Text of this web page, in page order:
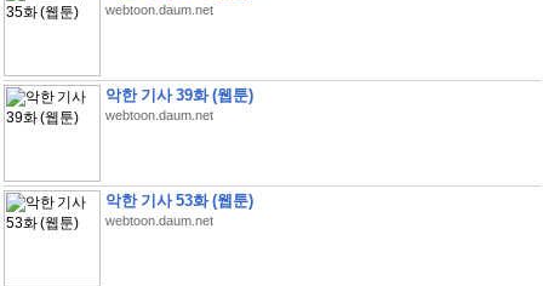
webtoon.daum.net
악한 기사 39화 (웹툰)
webtoon.daum.net
악한 기사 53화 (웹툰)
webtoon.daum.net